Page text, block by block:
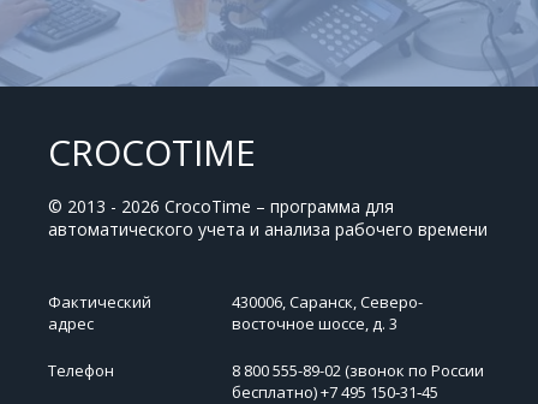
CROCOTIME
© 2013 - 2026 CrocoTime – программа для
автоматического учета и анализа рабочего времени
Фактический
адрес
430006, Саранск, Северо-
восточное шоссе, д. 3
Телефон
8 800 555-89-02 (звонок по России
бесплатно) +7 495 150‑31‑45